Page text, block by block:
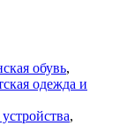
обувь,
одежда и
,